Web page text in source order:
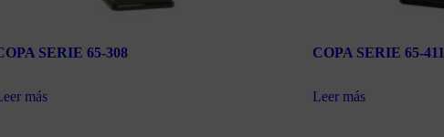
SERIE 65-308
más
COPA SERIE 65-411
Leer más